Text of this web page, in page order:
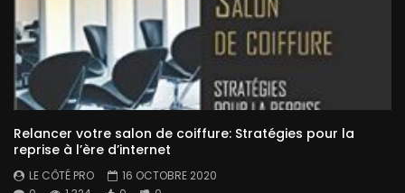
Relancer votre salon de coiffure: Stratégies pour la
reprise à l’ère d’internet
LE CÔTÉ PRO
16 OCTOBRE 2020